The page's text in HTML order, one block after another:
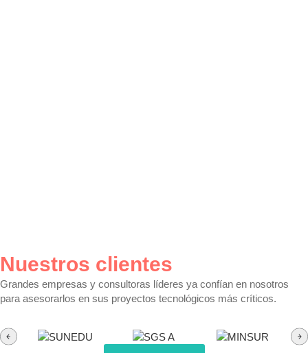
Nuestros clientes
Grandes empresas y consultoras líderes ya confían en nosotros
para asesorarlos en sus proyectos tecnológicos más críticos.